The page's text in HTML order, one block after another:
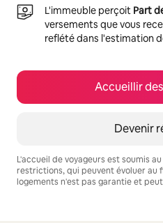
L'immeuble perçoit Part
versements que vous
reflété dans l'estimation
Accueillir
Devenir
L'accueil de voyageurs est soumis
restrictions, qui peuvent évoluer au
logements n'est pas garantie et